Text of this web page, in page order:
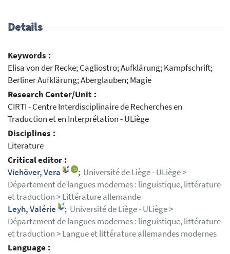
Details
Keywords :
Elisa von der Recke; Cagliostro; Aufklärung; Kampfschrift;
Berliner Aufklärung; Aberglauben; Magie
Research Center/Unit :
CIRTI - Centre Interdisciplinaire de Recherches en
Traduction et en Interprétation - ULiège
Disciplines :
Literature
Critical editor :
Viehöver, Vera
; Université de Liège - ULiège >
Département de langues modernes : linguistique, littérature
et traduction > Littérature allemande
Leyh, Valérie
; Université de Liège - ULiège >
Département de langues modernes : linguistique, littérature
et traduction > Langue et littérature allemandes modernes
Language :